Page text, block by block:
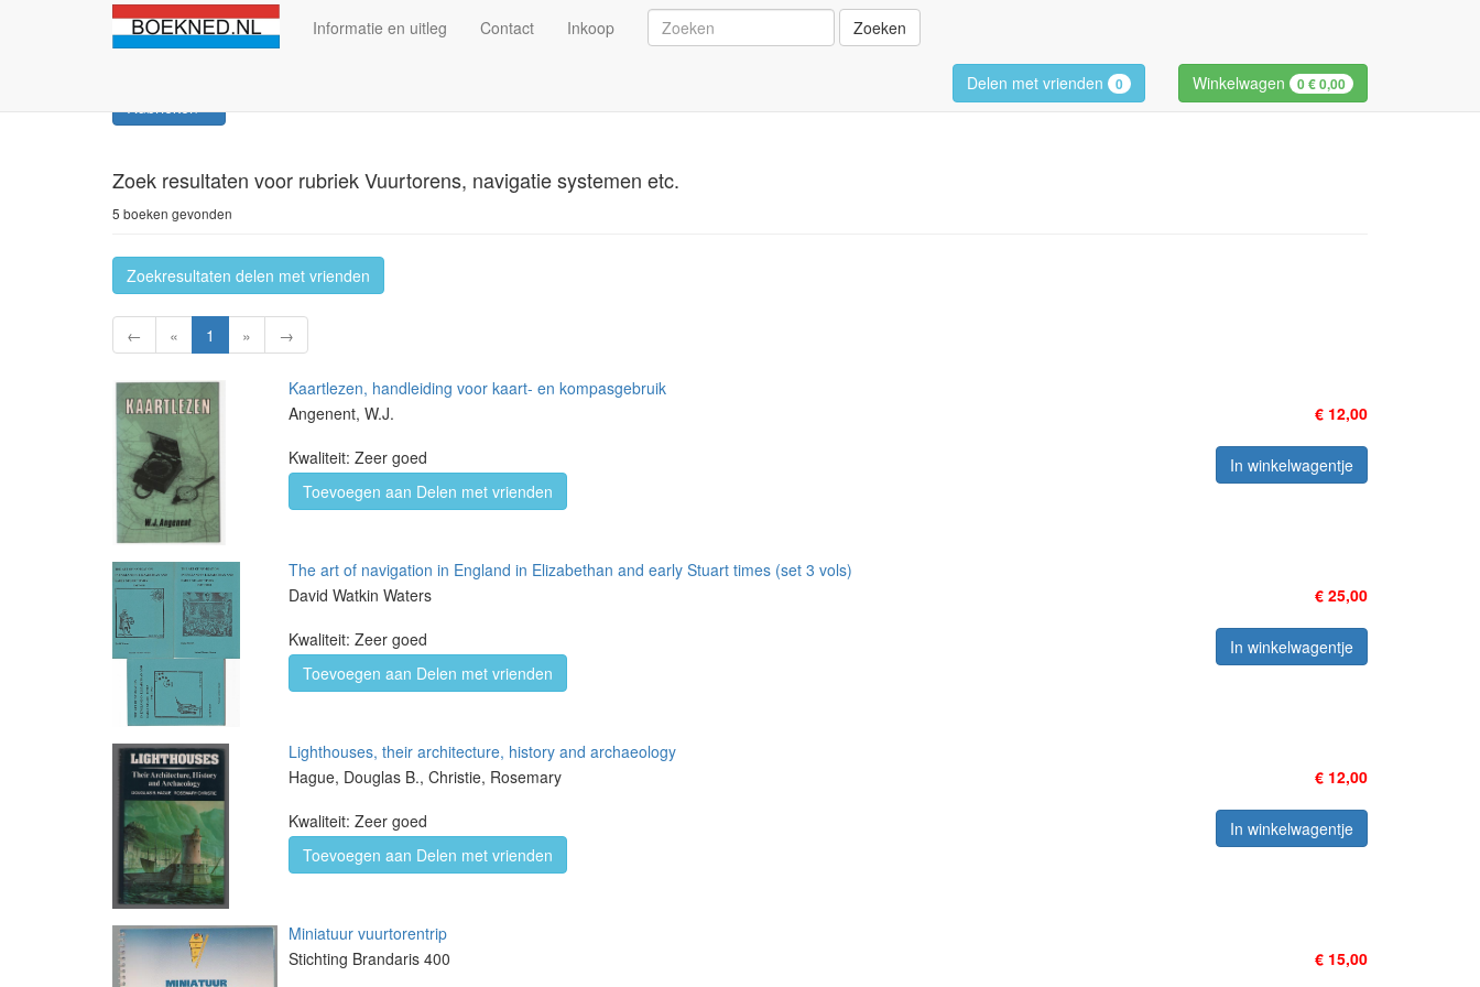
Informatie en uitleg Contact Inkoop Zoeken
Delen met vrienden 0 Winkelwagen 0€ 0,00
Rubrieken
Zoek resultaten voor rubriek Vuurtorens, navigatie systemen etc.
5 boeken gevonden
Zoekresultaten delen met vrienden
← « 1 » →
Kaartlezen, handleiding voor kaart- en kompasgebruik
Angenent, W.J.
€ 12,00
Kwaliteit: Zeer goed
In winkelwagentje
Toevoegen aan Delen met vrienden
The art of navigation in England in Elizabethan and early Stuart times (set 3 vols)
David Watkin Waters
€ 25,00
Kwaliteit: Zeer goed
In winkelwagentje
Toevoegen aan Delen met vrienden
Lighthouses, their architecture, history and archaeology
Hague, Douglas B., Christie, Rosemary
€ 12,00
Kwaliteit: Zeer goed
In winkelwagentje
Toevoegen aan Delen met vrienden
Miniatuur vuurtorentrip
Stichting Brandaris 400
€ 15,00